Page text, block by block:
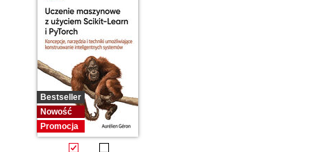
Bestseller
Nowość
Promocja